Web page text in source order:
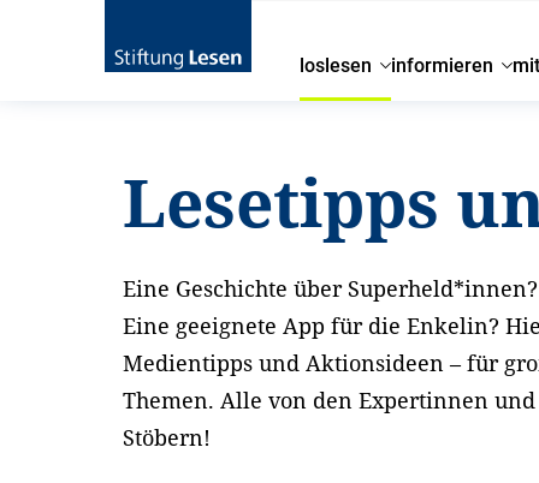
loslesen informieren
Lesetipps
Eine Geschichte über
Eine geeignete App für die Enkelin?
Medientipps und Aktionsideen – für
Themen. Alle von den Expertinnen
Stöbern!